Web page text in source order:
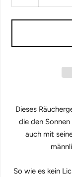
Dieses
die den
auch mit
So wie es kein